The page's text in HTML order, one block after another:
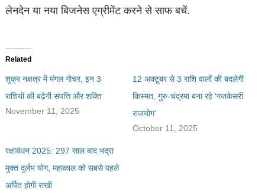
लेनदेन या नया बिजनेस एग्रीमेंट करने से साफ बचें.
Related
शुक्र नक्षत्र में मंगल गोचर, इन 3
राशियों की बढ़ेगी संपत्ति और शक्ति
November 11, 2025
12 अक्टूबर से 3 राशि वालों की बदलेगी
किस्मत, गुरु-चंद्रमा बना रहे ‘गजकेसरी
राजयोग’
October 11, 2025
रक्षाबंधन 2025: 297 साल बाद भद्रा
मुक्त दुर्लभ योग, महाकाल को सबसे पहले
अर्पित होगी राखी